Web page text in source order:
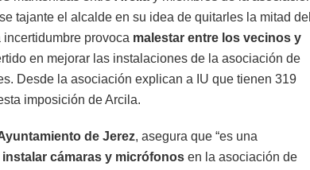
tajante el alcalde en su idea de quitarles la mitad del
provoca malestar entre los vecinos y
en mejorar las instalaciones de la asociación de
Desde la asociación explican a IU que tienen 319
imposición de Arcila.
de Jerez, asegura que “es una
cámaras y micrófonos en la asociación de